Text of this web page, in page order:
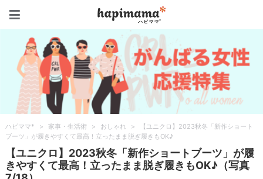
ハピママ* > 家事・生活術 > おしゃれ >
【ユニクロ】2023秋冬「新作ショート
ブーツ」が履きやすくて最高！立ったまま脱ぎ履きもOK♪
【ユニクロ】2023秋冬「新作ショートブーツ」が履
きやすくて最高！立ったまま脱ぎ履きもOK♪（写真